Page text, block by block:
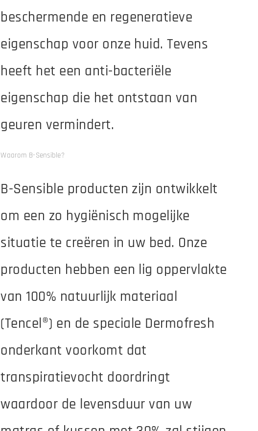
beschermende en regeneratieve
eigenschap voor onze huid. Tevens
heeft het een anti-bacteriële
eigenschap die het ontstaan van
geuren vermindert.
Waarom B-Sensible?
B-Sensible producten zijn ontwikkelt
om een zo hygiënisch mogelijke
situatie te creëren in uw bed. Onze
producten hebben een lig oppervlakte
van 100% natuurlijk materiaal
(Tencel®) en de speciale Dermofresh
onderkant voorkomt dat
transpiratievocht doordringt
waardoor de levensduur van uw